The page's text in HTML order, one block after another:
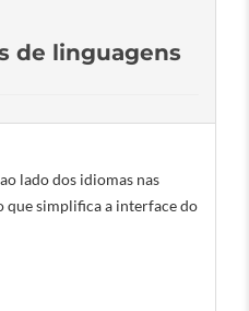
de linguagens
lado dos idiomas nas
que simplifica a interface do